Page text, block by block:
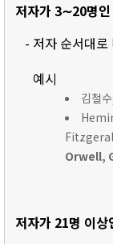
저자가 3∼20명인
- 저자 순서대로
예시
김철
Orwell,
저자가 21명 이상